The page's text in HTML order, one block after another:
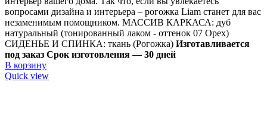
вопросами дизайна и интерьера – рогожка Liam станет для вас
незаменимым помощником. МАССИВ КАРКАСА: дуб
натуральный (тонированный лаком - оттенок 07 Орех)
СИДЕНЬЕ И СПИНКА: ткань (Рогожка) Изготавливается
под заказ Срок изготовления — 30 дней
В корзину
Quick view